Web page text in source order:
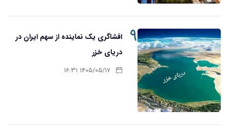
۹
افشاگری یک نماینده از سهم ایران در
دریای خزر
۱۴۰۵/۰۵/۱۷ ۱۶:۳۱